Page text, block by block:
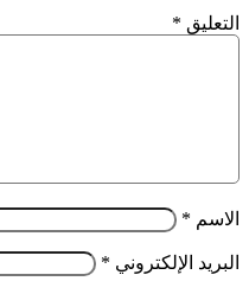
التعليق *
الاسم *
البريد الإلكتروني *